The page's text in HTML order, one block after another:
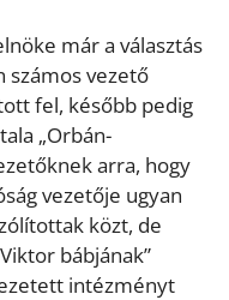
már a választás
számos vezető
fel, később pedig
„Orbán-
arra, hogy
vezetője ugyan
közt, de
bábjának”
intézményt